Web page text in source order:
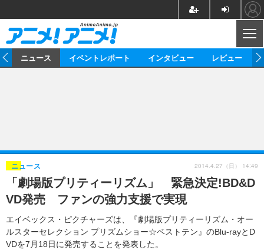
ゲーム グッズ
イベント
海外イベント ビジネス
俳優・タレント アーティスト
ビジネス
アニメ 実写
ゲーム 座談会
動画
アニメ！アニメ！TV ABEMA Cafe
ニュース イベントレポート インタビュー レビュー
「劇場版プリティーリズム」 緊急決定!BD&D
VD発売 ファンの強力支援で実現
エイベックス・ピクチャーズは、『劇場版プリティーリズム・オー
ルスターセレクション プリズムショー☆ベストテン』のBlu-rayとD
VDを7月18日に発売することを発表した。
ニュース 2014.4.27（日） 14:49